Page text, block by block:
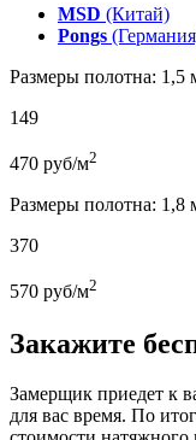
MSD (Китай)
Pongs
Размеры полотна:
149
470 руб/м2
Размеры полотна: 1,8
370
570 руб/м2
Закажите
Замерщик приедет к
для вас время. По